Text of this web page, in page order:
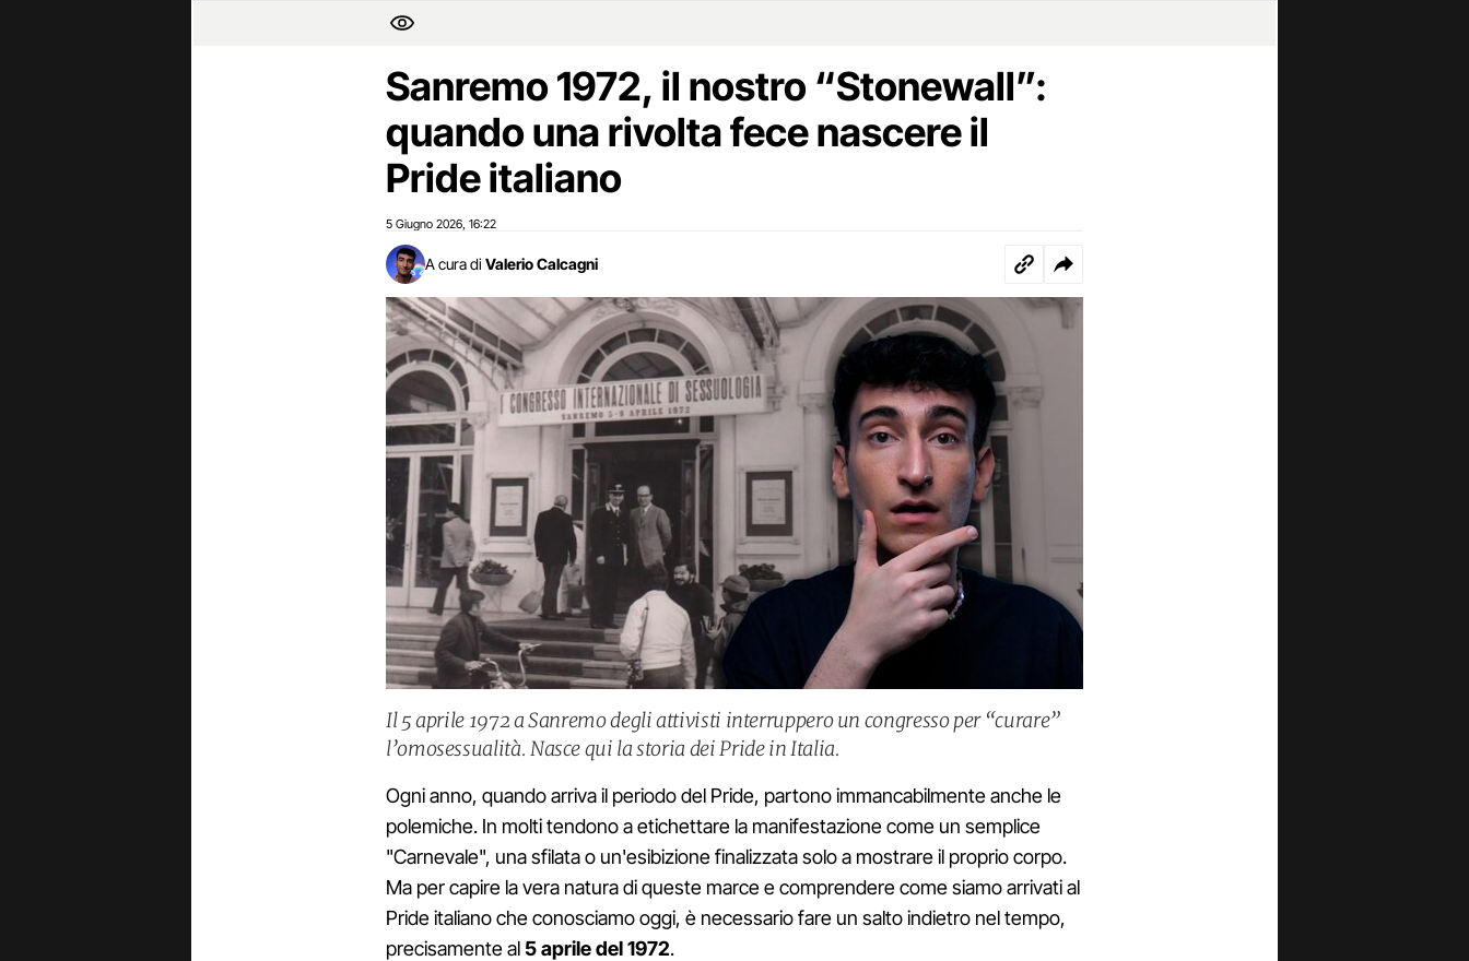
Sanremo 1972, il nostro “Stonewall”:
quando una rivolta fece nascere il
Pride italiano
5 Giugno 2026 16:22
A cura di Valerio Calcagni
Il 5 aprile 1972 a Sanremo degli attivisti interruppero un congresso per “curare”
l’omosessualità. Nasce qui la storia dei Pride in Italia.
Ogni anno, quando arriva il periodo del Pride, partono immancabilmente anche le
polemiche. In molti tendono a etichettare la manifestazione come un semplice
"Carnevale", una sfilata o un'esibizione finalizzata solo a mostrare il proprio corpo.
Ma per capire la vera natura di queste marce e comprendere come siamo arrivati al
Pride italiano che conosciamo oggi, è necessario fare un salto indietro nel tempo,
precisamente al 5 aprile del 1972.